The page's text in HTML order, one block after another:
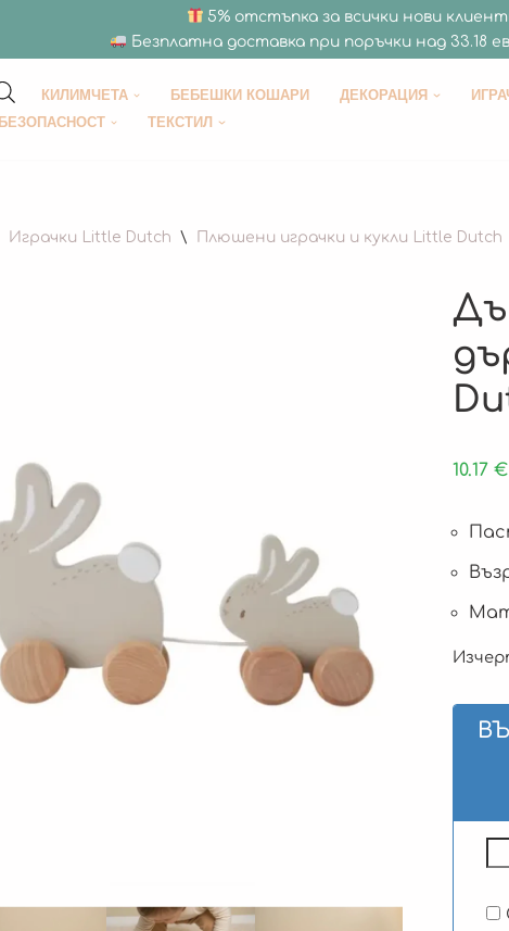
5% отстъпка за всички нови
Безплатна доставка при поръчки над 33.18
КИЛИМЧЕТА БЕБЕШКИ КОШАРИ ДЕКОРАЦИЯ
БЕЗОПАСНОСТ
ТЕКСТИЛ
Играчки Little Dutch \ Плюшени играчки и кукли Little Dutch
10.17 €